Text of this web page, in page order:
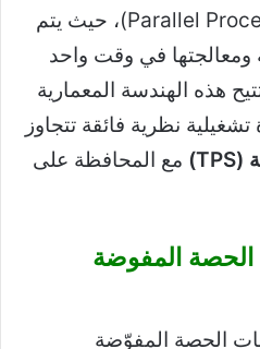
المتوازية للبيانات (Parallel Processing)، حيث يتم
ومعالجتها في وقت واحد
هذه الهندسة المعمارية
نظرية فائقة تتجاوز
مع المحافظة على
الحصة المفوضة
الحصة المفوّضة